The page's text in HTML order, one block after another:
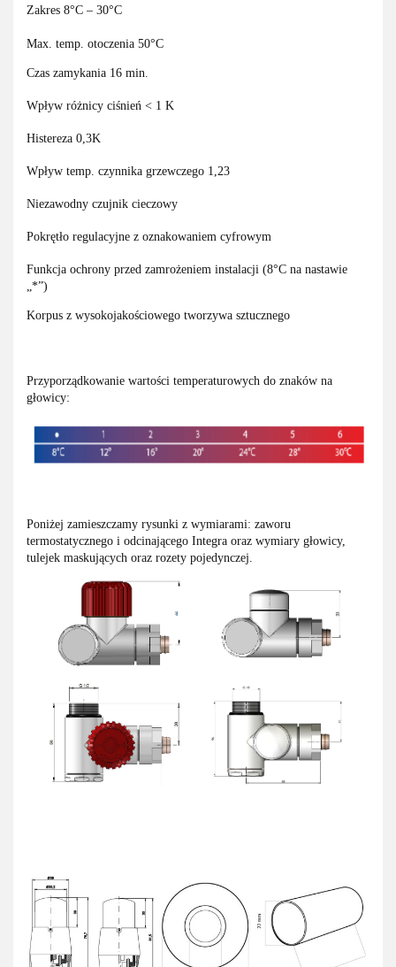
Zakres 8°C – 30°C
Max. temp. otoczenia 50°C
Czas zamykania 16 min.
Wpływ różnicy ciśnień < 1 K
Histereza 0,3K
Wpływ temp. czynnika grzewczego 1,23
Niezawodny czujnik cieczowy
Pokrętło regulacyjne z oznakowaniem cyfrowym
Funkcja ochrony przed zamrożeniem instalacji (8°C na nastawie
„*”)
Korpus z wysokojakościowego tworzywa sztucznego
Przyporządkowanie wartości temperaturowych do znaków na
głowicy:
Poniżej zamieszczamy rysunki z wymiarami: zaworu
termostatycznego i odcinającego Integra oraz wymiary głowicy,
tulejek maskujących oraz rozety pojedynczej.